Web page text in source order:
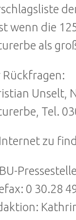
wenn die
als
Rückfragen:
Unselt,
Tel.
zu
0 30.28